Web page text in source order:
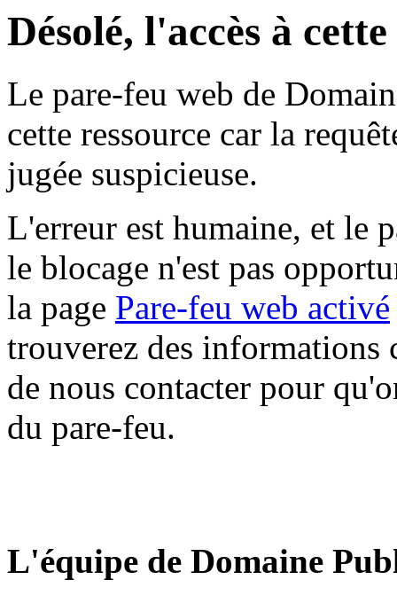
Désolé, l'accès à
Le pare-feu web de
cette ressource car la
jugée suspicieuse.
L'erreur est humaine, et le
le blocage n'est pas
la page Pare-feu web activé
trouverez des informations
de nous contacter pour
du pare-feu.
L'équipe de Domaine